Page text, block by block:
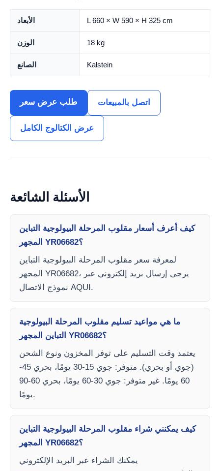
الأبعاد L 660 × W 590 × H 325 cm
الوزن 18 kg
الصانع Kalstein
طلب عرض سعر اتصل بالمبيعات
عرض الكتالوج الكامل
الأسئلة الشائعة
كيف أعرف أسعار مقلوب المرحلة البيولوجية التباين
المجهر YR06682؟
لمعرفة سعر مقلوب المرحلة البيولوجية التباين
المجهر YR06682، يرجى إرسال بريد إلكتروني عبر
نموذج الاتصال AQUI.
ما هي مواعيد تسليم مقلوب المرحلة البيولوجية
التباين المجهر YR06682؟
يعتمد وقت التسليم على توفر المخزون ونوع الشحن
(جوي أو بحري). متوفر: جوي 15-30 يومًا، بحري 45-
60 يومًا. غير متوفر: جوي 30-60 يومًا، بحري 60-90
يومًا.
كيف يمكنني شراء مقلوب المرحلة البيولوجية التباين
المجهر YR06682؟
يمكنك الشراء عبر البريد الإلكتروني